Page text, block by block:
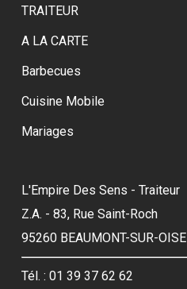
TRAITEUR
A LA CARTE
Barbecues
Cuisine Mobile
Mariages
L'Empire Des Sens - Traiteur
Z.A. - 83, Rue Saint-Roch
95260 BEAUMONT-SUR-OISE
Tél. : 01 39 37 62 62